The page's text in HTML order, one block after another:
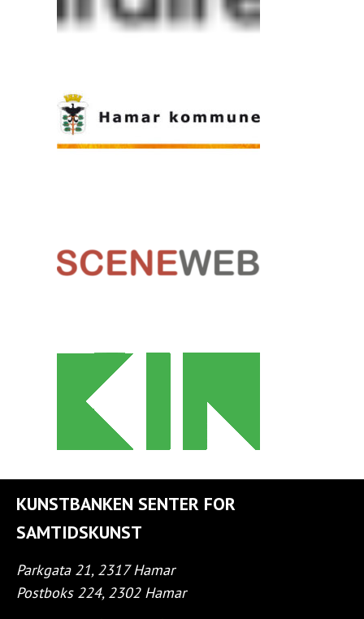
KUNSTBANKEN SENTER FOR
SAMTIDSKUNST
Parkgata 21, 2317 Hamar
Postboks 224, 2302 Hamar